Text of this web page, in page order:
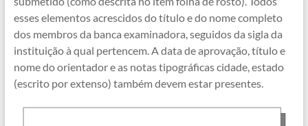
esses elementos acrescidos do título e do nome completo
dos membros da banca examinadora, seguidos da sigla da
instituição à qual pertencem. A data de aprovação, título e
nome do orientador e as notas tipográficas cidade, estado
(escrito por extenso) também devem estar presentes.